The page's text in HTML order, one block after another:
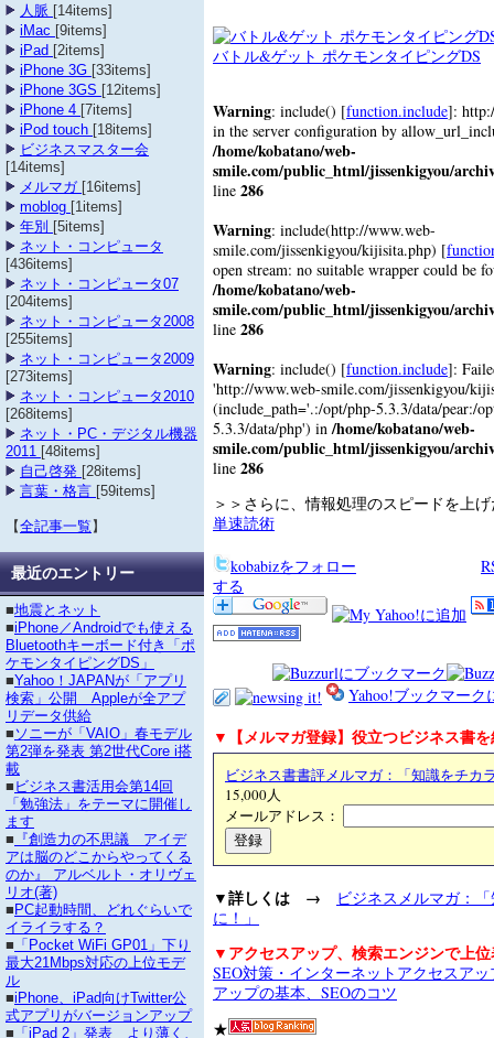
バトル&ゲット ポケモンタイピングDS
Warning: include() [function.include]:
in the server configuration by
/home/kobatano/web-
smile.com/public_html/jissenkigyou/
line 286
Warning: include(http://www.web-
smile.com/jissenkigyou/kijisita.php) [
open stream: no suitable wrapper could be
/home/kobatano/web-
smile.com/public_html/jissenkigyou/
line 286
Warning: include() [function.include]:
'http://www.web-smile.com/jissenkigyou/
(include_path='.:/opt/php-5.3.3/data/pear:/
5.3.3/data/php') in /home/kobatano/web-
smile.com/public_html/jissenkigyou/
line 286
＞＞さらに、情報処理のスピードを
単速読術
kobabizをフォロー
する
Yahoo!ブックマーク
▼【メルマガ登録】役立つビジネス書
ビジネス書書評メルマガ：「知識をチカ
15,000人
メールアドレス：
▼詳しくは →
ビジネスメルマガ：
に！」
▼アクセスアップ、検索エンジンで上
SEO対策・インターネットアクセスア
アップの基本、SEOのコツ
★
人脈 [14items]
iMac [9items]
iPad [2items]
iPhone 3G [33items]
iPhone 3GS [12items]
iPhone 4 [7items]
iPod touch [18items]
ビジネスマスター会
[14items]
メルマガ [16items]
moblog [1items]
年別 [5items]
ネット・コンピュータ
[436items]
ネット・コンピュータ07
[204items]
ネット・コンピュータ2008
[255items]
ネット・コンピュータ2009
[273items]
ネット・コンピュータ2010
[268items]
ネット・PC・デジタル機器
2011 [48items]
自己啓発 [28items]
言葉・格言 [59items]
【全記事一覧 】
最近のエントリー
■地震とネット
■iPhone／Androidでも使える
Bluetoothキーボード付き「ポ
ケモンタイピングDS」
■Yahoo！JAPANが「アプリ
検索」公開 Appleが全アプ
リデータ供給
■ ソニーが「VAIO」春モデル
第2弾を発表 第2世代Core i搭
載
■ ビジネス書活用会第14回
「勉強法」をテーマに開催し
ます
■ 『創造力の不思議 アイデ
アは脳のどこからやってくる
のか』 アルベルト・オリヴェ
リオ(著)
■ PC起動時間、どれぐらいで
イライラする？
■ 「Pocket WiFi GP01」下り
最大21Mbps対応の上位モデ
ル
■iPhone、iPad向けTwitter公
式アプリがバージョンアップ
■ 「iPad 2」発表 より薄く、